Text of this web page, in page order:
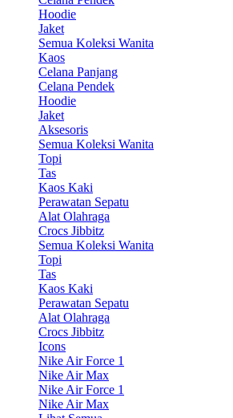
Hoodie
Jaket
Semua Koleksi Wanita
Kaos
Celana Panjang
Celana Pendek
Hoodie
Jaket
Aksesoris
Semua Koleksi Wanita
Topi
Tas
Kaos Kaki
Perawatan Sepatu
Alat Olahraga
Crocs Jibbitz
Semua Koleksi Wanita
Topi
Tas
Kaos Kaki
Perawatan Sepatu
Alat Olahraga
Crocs Jibbitz
Icons
Nike Air Force 1
Nike Air Max
Nike Air Force 1
Nike Air Max